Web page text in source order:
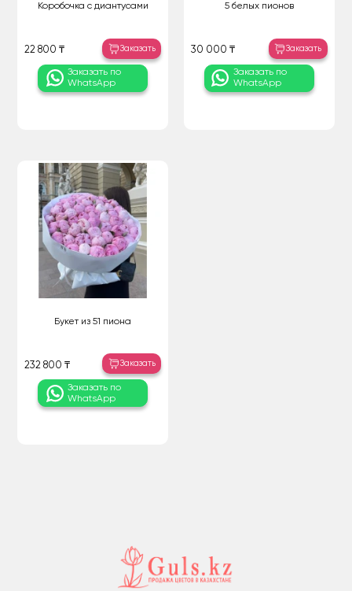
Коробочка с диантусами
22 800 ₸ Заказать
Заказать по
WhatsApp
5 белых пионов
30 000 ₸ Заказать
Заказать по
WhatsApp
Букет из 51 пиона
232 800 ₸ Заказать
Заказать по
WhatsApp